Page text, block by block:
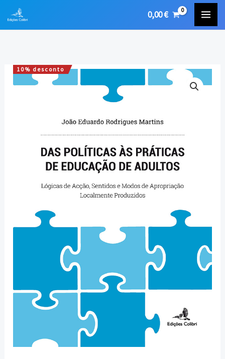
0,00€
10% desconto
O
original
era:
20,00 €.
preço
atual
é:
18,00 €.
Quantidade
Práticas
Educação
Adultos
-
sentidos